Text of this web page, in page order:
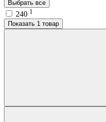
Выбрать все
240 1
Показать 1 товар